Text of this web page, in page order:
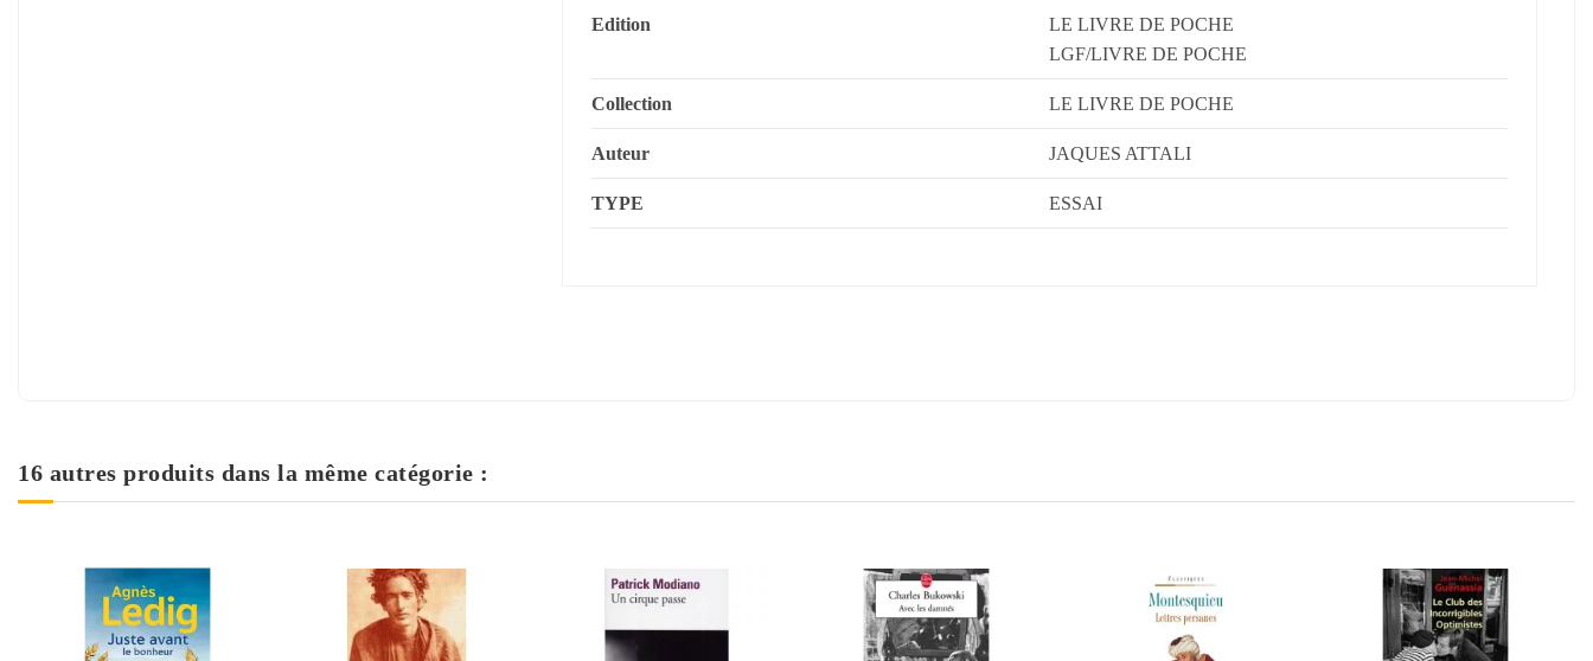
Edition
LE LIVRE DE POCHE
LGF/LIVRE DE POCHE
Collection LE LIVRE DE POCHE
Auteur JAQUES ATTALI
TYPE ESSAI
16 autres produits dans la même catégorie :